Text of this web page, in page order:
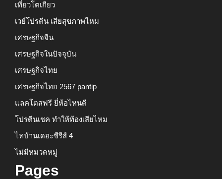
เที่ยวโตเกียว
เวย์โปรตีน เสียสุขภาพไหม
เศรษฐกิจจีน
เศรษฐกิจในปัจจุบัน
เศรษฐกิจไทย
เศรษฐกิจไทย 2567 pantip
แลคโตสฟรี ยี่ห้อไหนดี
โปรตีนเชค ทำให้ท้องเสียไหม
ไทบ้านเดอะซีรีส์ 4
ไม่มีหมวดหมู่
Pages